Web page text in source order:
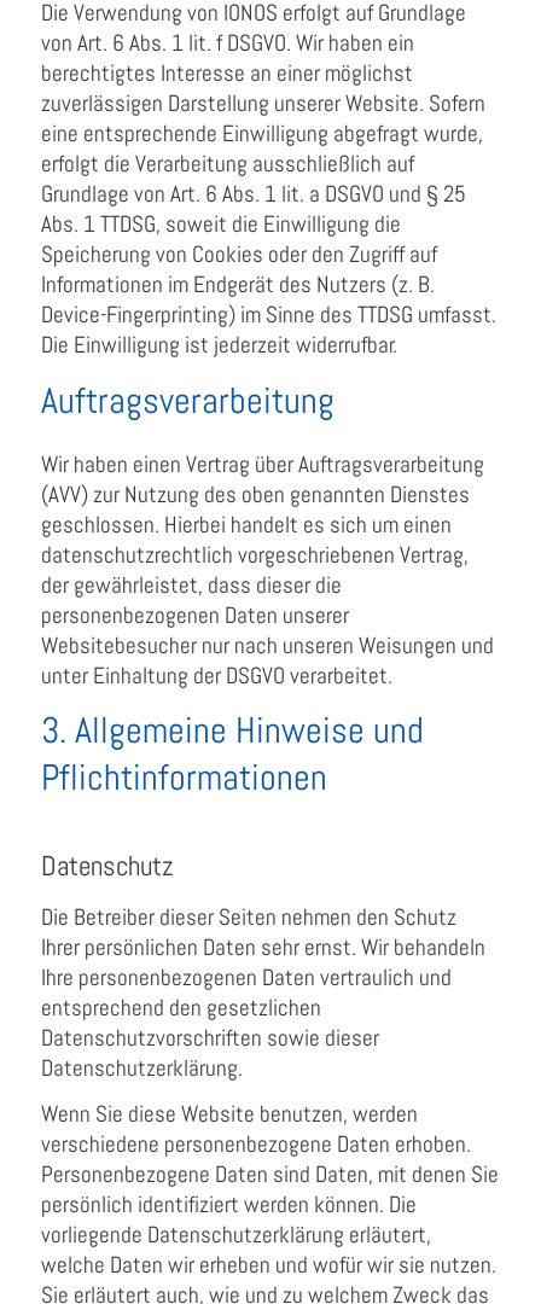
Die Verwendung von IONOS erfolgt auf Grundlage
von Art. 6 Abs. 1 lit. f DSGVO. Wir haben ein
berechtigtes Interesse an einer möglichst
zuverlässigen Darstellung unserer Website. Sofern
eine entsprechende Einwilligung abgefragt wurde,
erfolgt die Verarbeitung ausschließlich auf
Grundlage von Art. 6 Abs. 1 lit. a DSGVO und § 25
Abs. 1 TTDSG, soweit die Einwilligung die
Speicherung von Cookies oder den Zugriff auf
Informationen im Endgerät des Nutzers (z. B.
Device-Fingerprinting) im Sinne des TTDSG umfasst.
Die Einwilligung ist jederzeit widerrufbar.
Auftragsverarbeitung
Wir haben einen Vertrag über Auftragsverarbeitung
(AVV) zur Nutzung des oben genannten Dienstes
geschlossen. Hierbei handelt es sich um einen
datenschutzrechtlich vorgeschriebenen Vertrag,
der gewährleistet, dass dieser die
personenbezogenen Daten unserer
Websitebesucher nur nach unseren Weisungen und
unter Einhaltung der DSGVO verarbeitet.
3. Allgemeine Hinweise und
Pflicht­informationen
Datenschutz
Die Betreiber dieser Seiten nehmen den Schutz
Ihrer persönlichen Daten sehr ernst. Wir behandeln
Ihre personenbezogenen Daten vertraulich und
entsprechend den gesetzlichen
Datenschutzvorschriften sowie dieser
Datenschutzerklärung.
Wenn Sie diese Website benutzen, werden
verschiedene personenbezogene Daten erhoben.
Personenbezogene Daten sind Daten, mit denen Sie
persönlich identifiziert werden können. Die
vorliegende Datenschutzerklärung erläutert,
welche Daten wir erheben und wofür wir sie nutzen.
Sie erläutert auch, wie und zu welchem Zweck das